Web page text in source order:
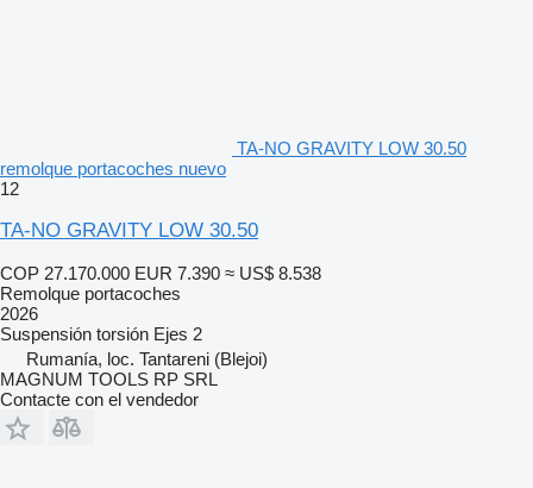
TA-NO GRAVITY LOW 30.50
remolque portacoches nuevo
12
TA-NO GRAVITY LOW 30.50
COP 27.170.000 EUR 7.390 ≈ US$ 8.538
Remolque portacoches
2026
Suspensión torsión Ejes 2
Rumanía, loc. Tantareni (Blejoi)
MAGNUM TOOLS RP SRL
Contacte con el vendedor